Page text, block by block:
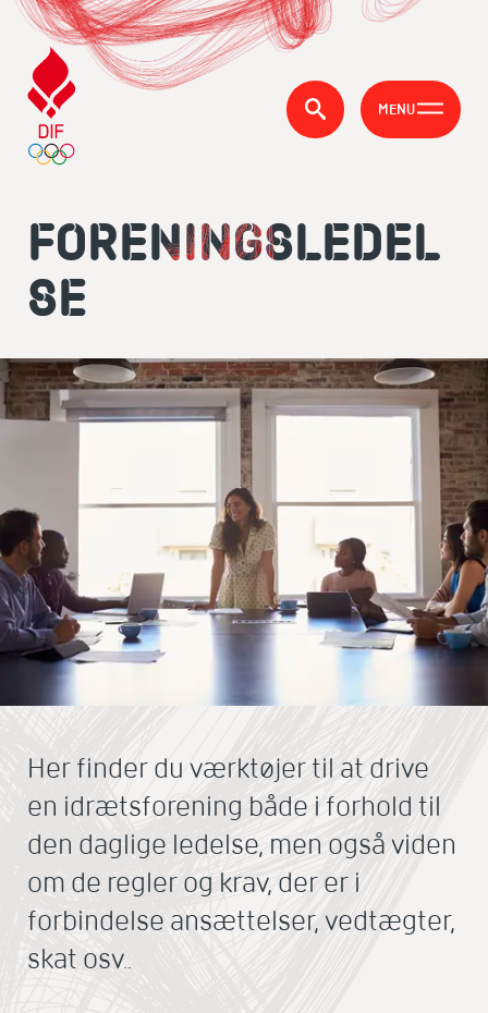
MENU
FORENINGSLEDEL
SE
Her finder du værktøjer til at drive
en idrætsforening både i forhold til
den daglige ledelse, men også viden
om de regler og krav, der er i
forbindelse ansættelser, vedtægter,
skat osv..